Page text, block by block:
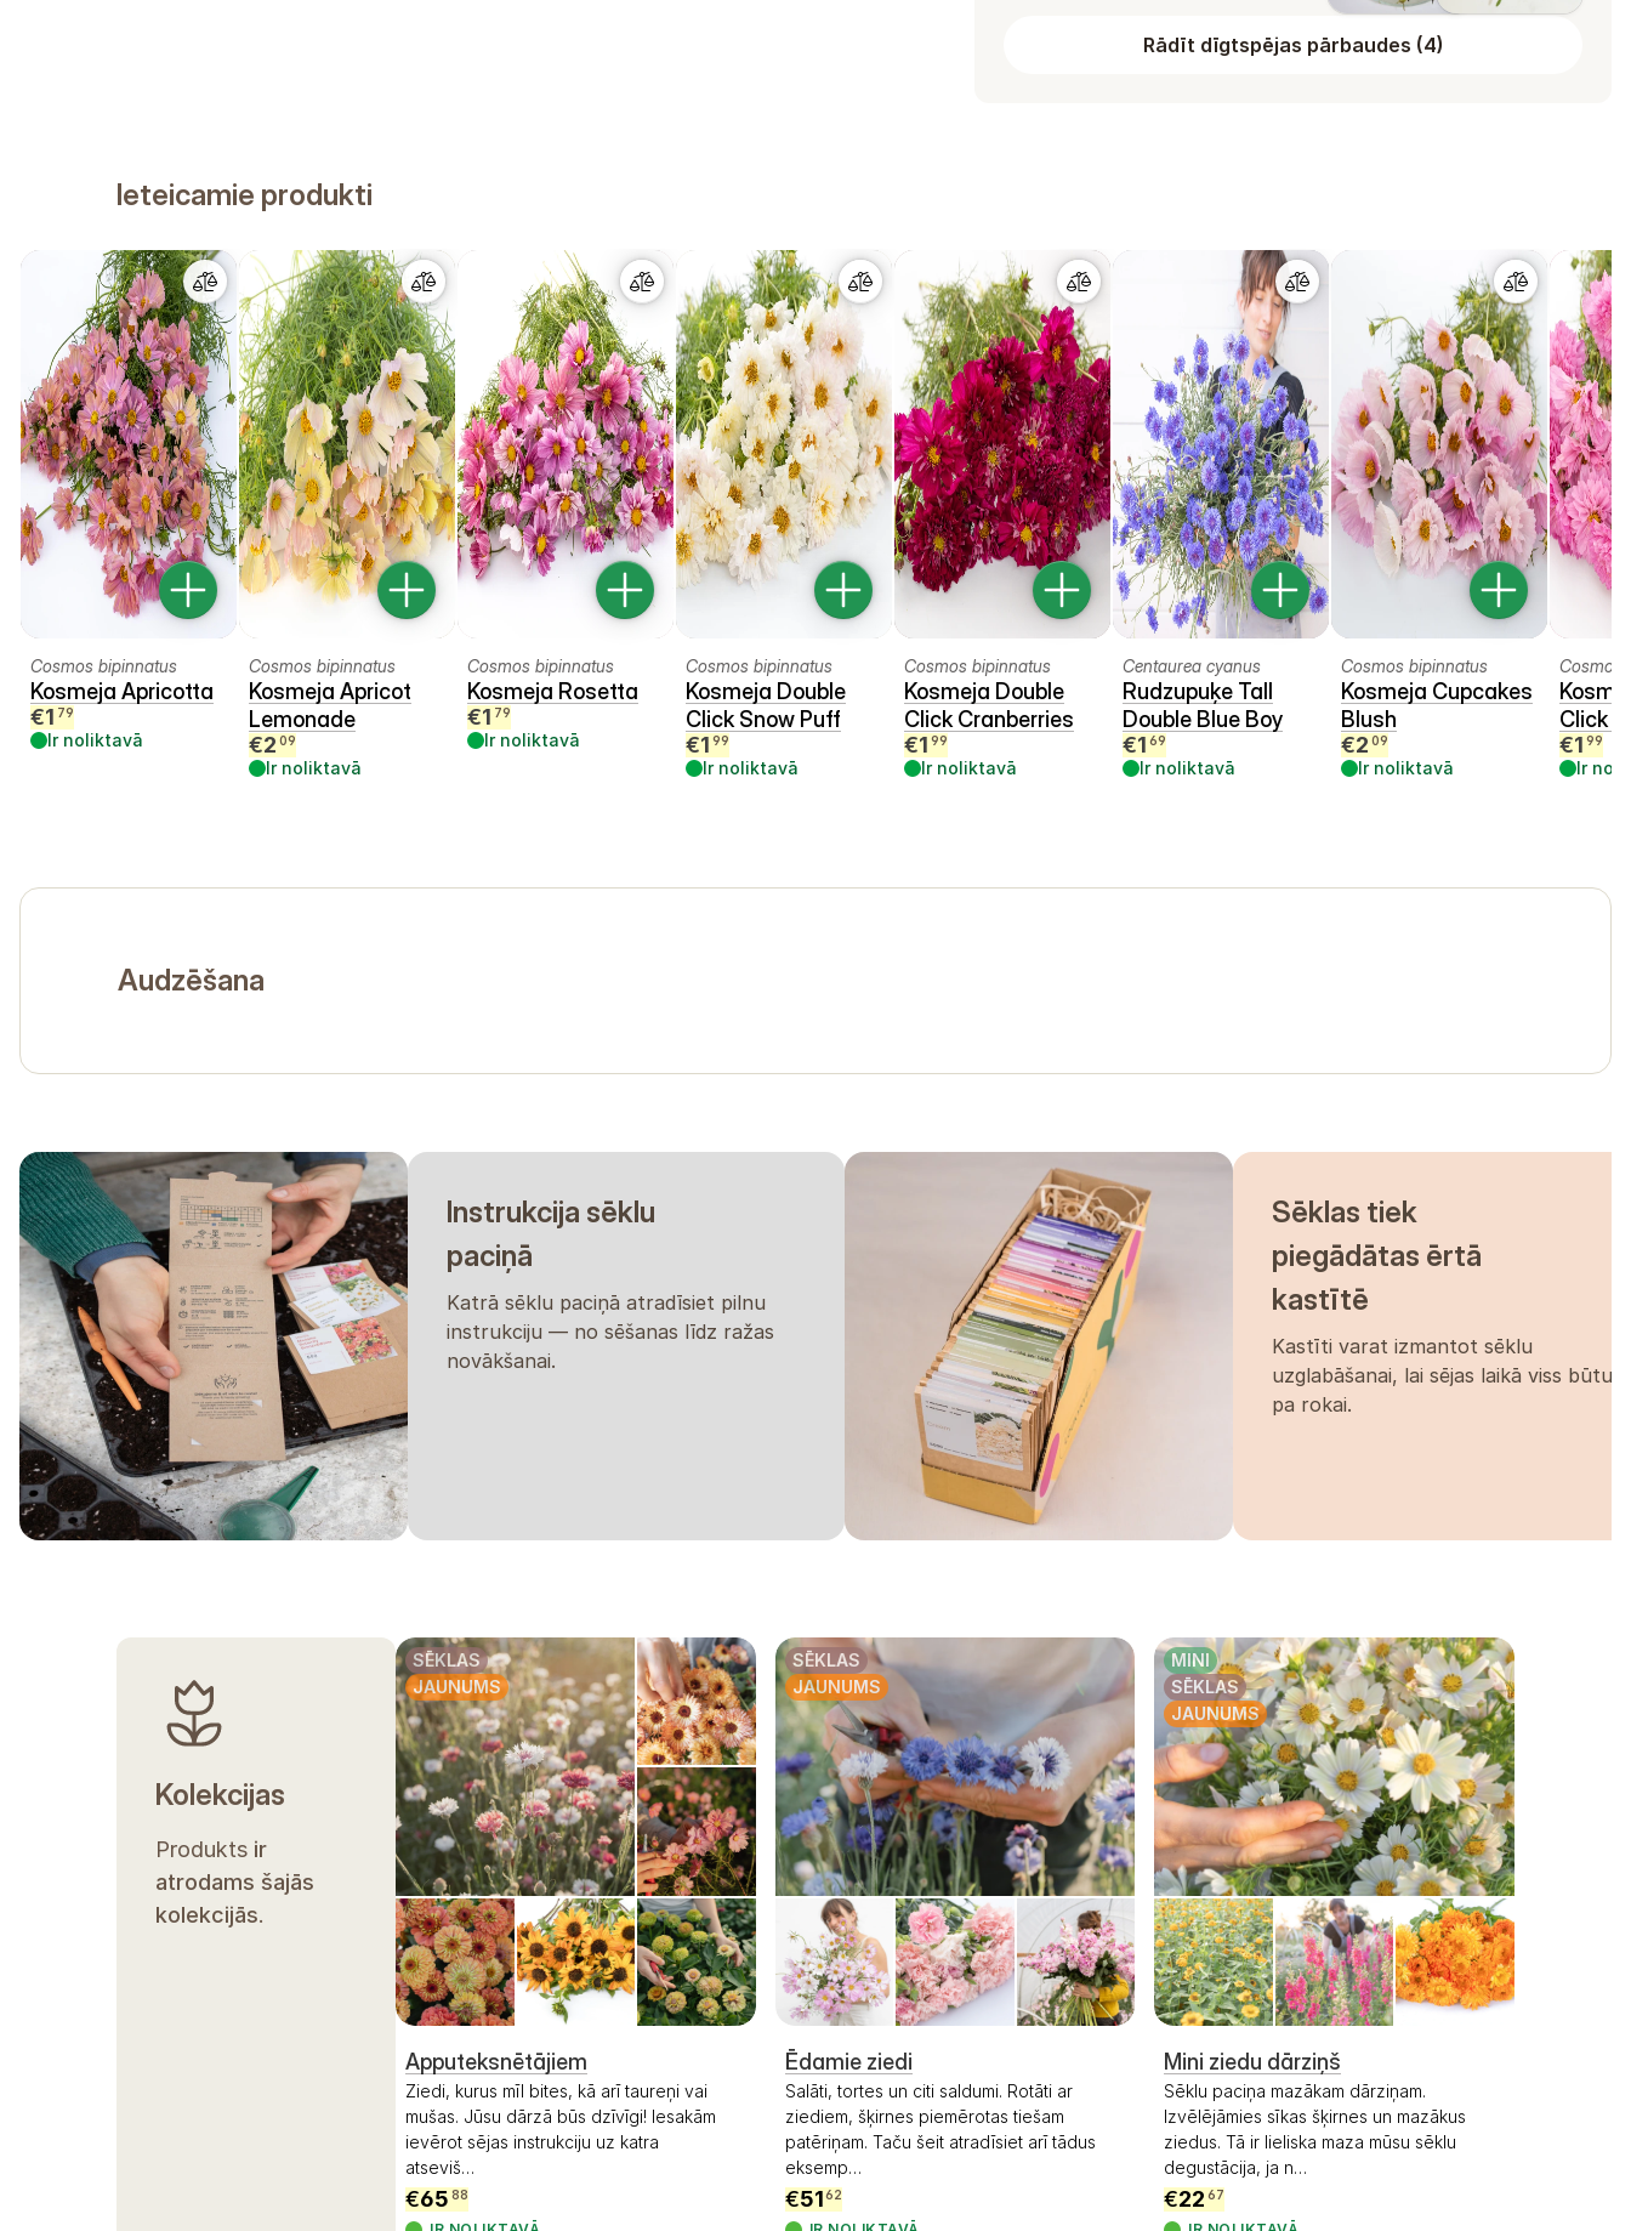
Rādīt dīgtspējas pārbaudes (4)
Ieteicamie produkti
Cosmos bipinnatus
Kosmeja Apricotta
€1 79
Ir noliktavā
Cosmos bipinnatus
Kosmeja Apricot
Lemonade
€2 09
Ir noliktavā
Cosmos bipinnatus
Kosmeja Rosetta
€1 79
Ir noliktavā
Cosmos bipinnatus
Kosmeja Double
Click Snow Puff
€1 99
Ir noliktavā
Cosmos bipinnatus
Kosmeja Double
Click Cranberries
€1 99
Ir noliktavā
Centaurea cyanus
Rudzupuķe Tall
Double Blue Boy
€1 69
Ir noliktavā
Cosmos bipinnatus
Kosmeja Cupcakes
Blush
€2 09
Ir noliktavā
Cosmos
Click
€1 99
Ir
Audzēšana
Instrukcija sēklu
paciņā
Katrā sēklu paciņā atradīsiet pilnu
instrukciju — no sēšanas līdz ražas
novākšanai.
Sēklas tiek
piegādātas ērtā
kastītē
Kastīti varat izmantot sēklu
uzglabāšanai, lai sējas laikā viss būtu
pa rokai.
Kolekcijas
Produkts ir
atrodams šajās
kolekcijās.
SĒKLAS
JAUNUMS
Apputeksnētājiem
Ziedi, kurus mīl bites, kā arī taureņi vai
mušas. Jūsu dārzā būs dzīvīgi! Iesakām
ievērot sējas instrukciju uz katra
atseviš…
€65 88
SĒKLAS
JAUNUMS
Ēdamie ziedi
Salāti, tortes un citi saldumi. Rotāti ar
ziediem, šķirnes piemērotas tiešam
patēriņam. Taču šeit atradīsiet arī tādus
eksemp…
€51 62
MINI
SĒKLAS
JAUNUMS
Mini ziedu dārziņš
Sēklu paciņa mazākam dārziņam.
Izvēlējāmies sīkas šķirnes un mazākus
ziedus. Tā ir lieliska maza mūsu sēklu
degustācija, ja n…
€22 67